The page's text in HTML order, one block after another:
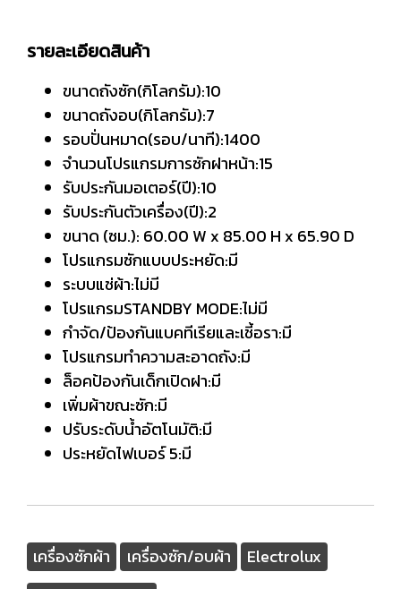
รายละเอียดสินค้า
ขนาดถังซัก(กิโลกรัม):10
ขนาดถังอบ(กิโลกรัม):7
รอบปั่นหมาด(รอบ/นาที):1400
จำนวนโปรแกรมการซักฝาหน้า:15
รับประกันมอเตอร์(ปี):10
รับประกันตัวเครื่อง(ปี):2
ขนาด (ซม.): 60.00 W x 85.00 H x 65.90 D
โปรแกรมซักแบบประหยัด:มี
ระบบแช่ผ้า:ไม่มี
โปรแกรมSTANDBY MODE:ไม่มี
กำจัด/ป้องกันแบคทีเรียและเชี้อรา:มี
โปรแกรมทำความสะอาดถัง:มี
ล็อคป้องกันเด็กเปิดฝา:มี
เพิ่มผ้าขณะซัก:มี
ปรับระดับน้ำอัตโนมัติ:มี
ประหยัดไฟเบอร์ 5:มี
เครื่องซักผ้า เครื่องซัก/อบผ้า
Electrolux